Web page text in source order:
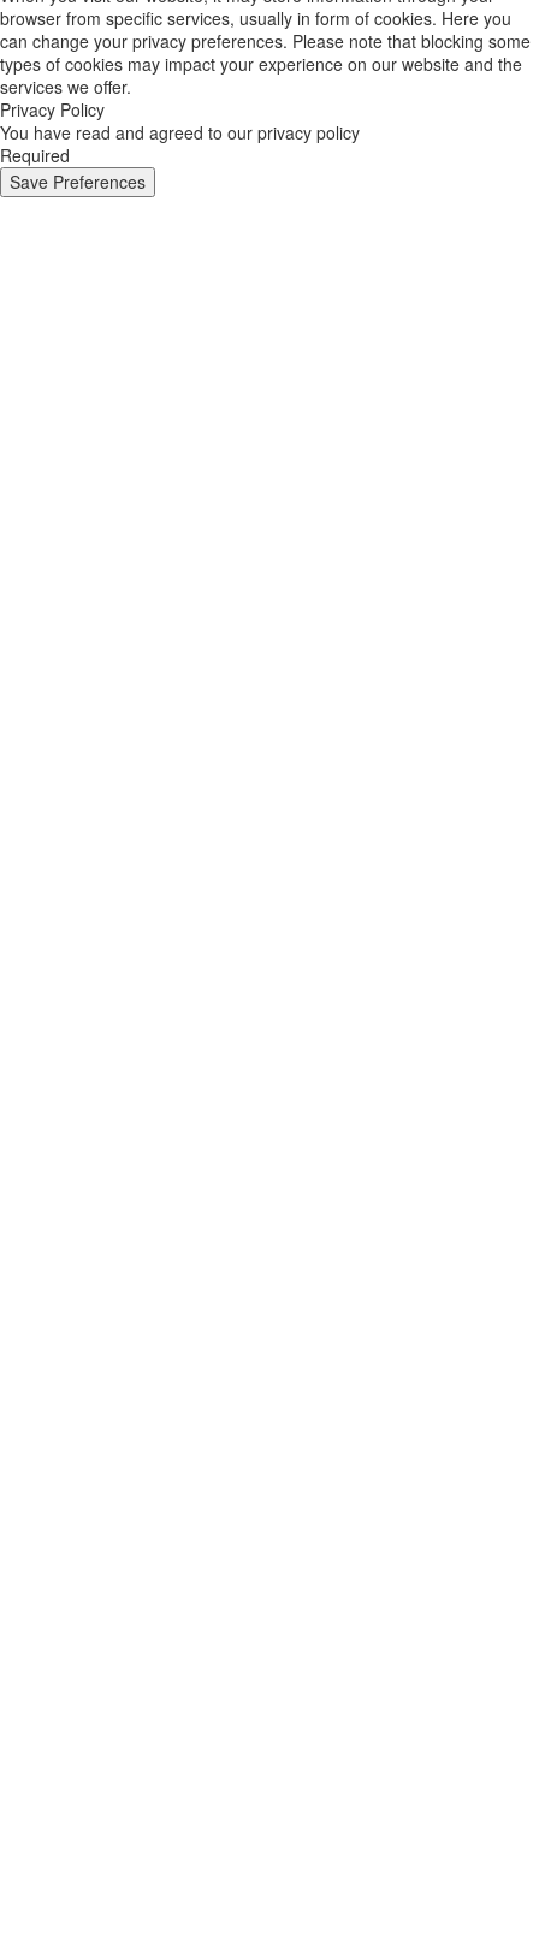
browser from specific services, usually in form of cookies. Here you
can change your privacy preferences. Please note that blocking some
types of cookies may impact your experience on our website and the
services we offer.
Privacy Policy
You have read and agreed to our privacy policy
Required
Save Preferences